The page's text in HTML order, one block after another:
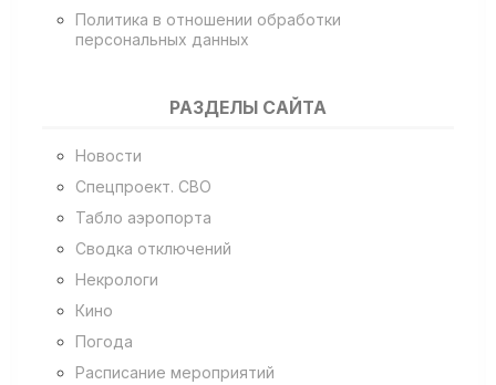
Политика в отношении обработки
персональных данных
РАЗДЕЛЫ САЙТА
Новости
Спецпроект. СВО
Табло аэропорта
Сводка отключений
Некрологи
Кино
Погода
Расписание мероприятий